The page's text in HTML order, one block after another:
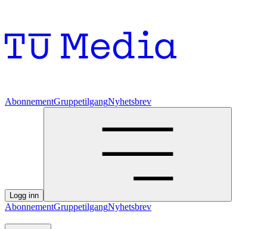
AbonnementGruppetilgangNyhetsbrev
Logg inn
AbonnementGruppetilgangNyhetsbrev